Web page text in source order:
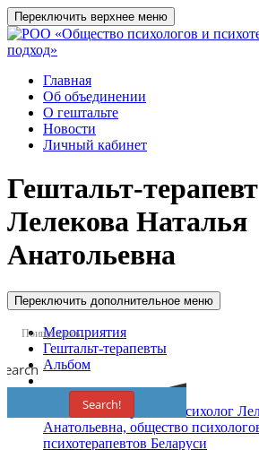
Переключить верхнее меню
Главная
Об объединении
О гештальте
Новости
Личный кабинет
Гештальт-терапевт
Лелекова Наталья
Анатольевна
Переключить дополнительное меню
Search!
Мероприятия
Гештальт-терапевты
Альбом